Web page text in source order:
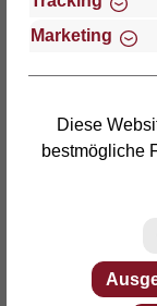
zahlreichen
Ergebnis
das
Das hat
Marketing
Diese
bestmögliche